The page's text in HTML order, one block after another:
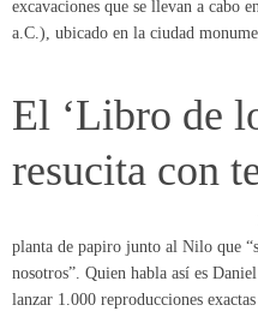
resucita con
planta de papiro junto al Nilo que
nosotros”. Quien habla así es
lanzar 1.000 reproducciones
papiro. En concreto, de la versión
hace casi un milenio, nadie haya
tal magnitud.